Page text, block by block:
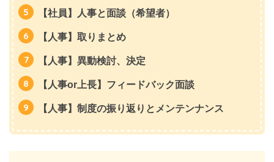
【社員】人事と面談（希望者）
【人事】取りまとめ
【人事】異動検討、決定
【人事or上長】フィードバック面談
【人事】制度の振り返りとメンテンナンス